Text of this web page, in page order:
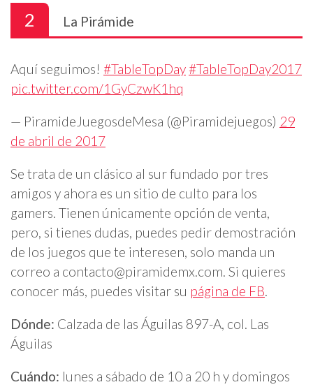
2 La Pirámide
Aquí seguimos! #TableTopDay #TableTopDay2017
pic.twitter.com/1GyCzwK1hq
— PiramideJuegosdeMesa (@Piramidejuegos) 29
de abril de 2017
Se trata de un clásico al sur fundado por tres
amigos y ahora es un sitio de culto para los
gamers. Tienen únicamente opción de venta,
pero, si tienes dudas, puedes pedir demostración
de los juegos que te interesen, solo manda un
correo a contacto@piramidemx.com. Si quieres
conocer más, puedes visitar su página de FB.
Dónde: Calzada de las Águilas 897-A, col. Las
Águilas
Cuándo: lunes a sábado de 10 a 20 h y domingos